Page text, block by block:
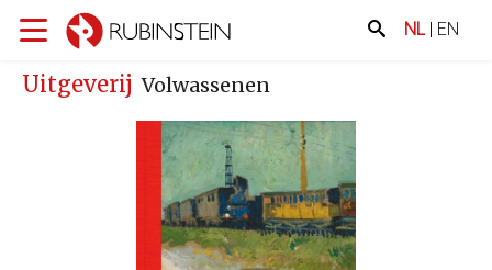
NL| EN
Uitgeverij Volwassenen